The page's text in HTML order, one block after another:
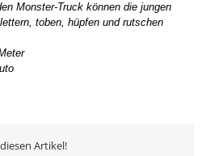
Monster-Truck können die jungen
toben, hüpfen und rutschen
Artikel!